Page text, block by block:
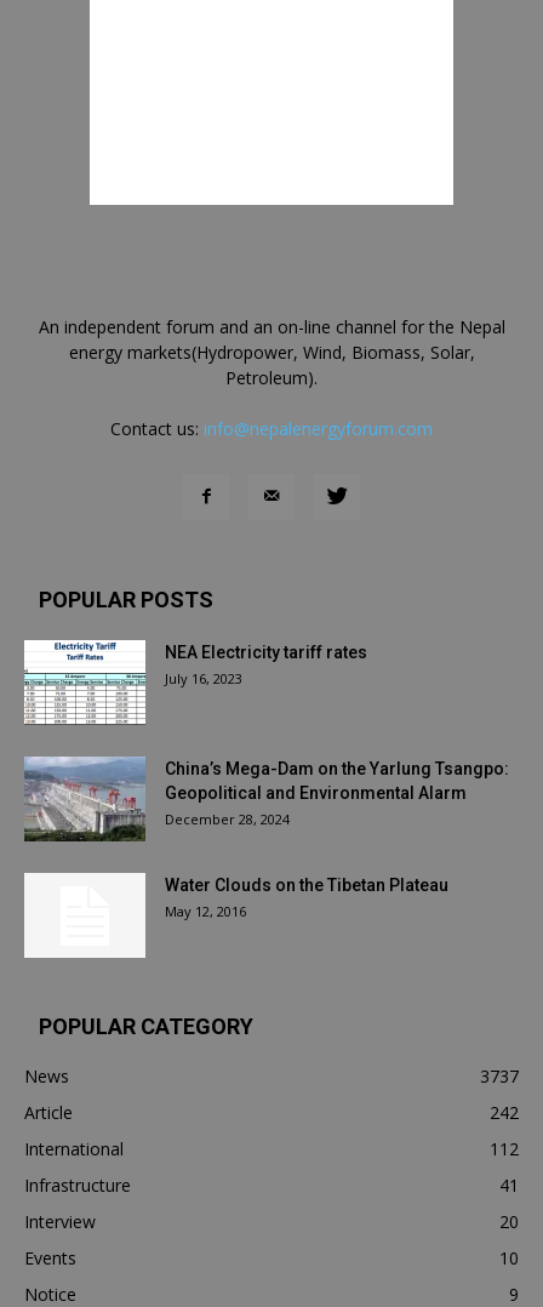
An independent forum and an on-line channel for the Nepal
energy markets(Hydropower, Wind, Biomass, Solar,
Petroleum).
Contact us: info@nepalenergyforum.com
POPULAR POSTS
NEA Electricity tariff rates
July 16, 2023
China’s Mega-Dam on the Yarlung Tsangpo:
Geopolitical and Environmental Alarm
December 28, 2024
Water Clouds on the Tibetan Plateau
May 12, 2016
POPULAR CATEGORY
News
3737
Article
242
International
112
Infrastructure
41
Interview
20
Events
10
Notice
9